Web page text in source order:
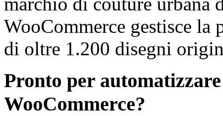
WooCommerce gestisce la
di oltre 1.200 disegni
Pronto per
WooCommerce?